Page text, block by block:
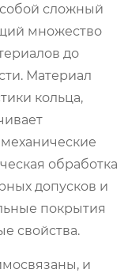
сложный
множество
до
Материал
кольца,
обработка
допусков и
покрытия
свойства.
и